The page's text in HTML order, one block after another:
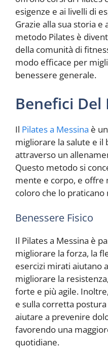
esigenze e ai livelli di
Grazie alla sua storia e
metodo Pilates è
della comunità di
modo efficace per
benessere generale.
Benefici Del
Il Pilates a Messina è
migliorare la salute e il
attraverso un
Questo metodo si
mente e corpo, e
coloro che lo
Benessere Fisico
Il Pilates a Messina è
migliorare la forza, la
esercizi mirati aiutano
migliorare la
forte e più agile.
e sulla corretta
aiutare a prevenire
favorendo una
quotidiane.